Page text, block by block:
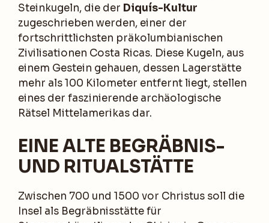
Steinkugeln, die der Diquís-Kultur
zugeschrieben werden, einer der
fortschrittlichsten präkolumbianischen
Zivilisationen Costa Ricas. Diese Kugeln, aus
einem Gestein gehauen, dessen Lagerstätte
mehr als 100 Kilometer entfernt liegt, stellen
eines der faszinierende archäologische
Rätsel Mittelamerikas dar.
EINE ALTE BEGRÄBNIS-
UND RITUALSTÄTTE
Zwischen 700 und 1500 vor Christus soll die
Insel als Begräbnisstätte für